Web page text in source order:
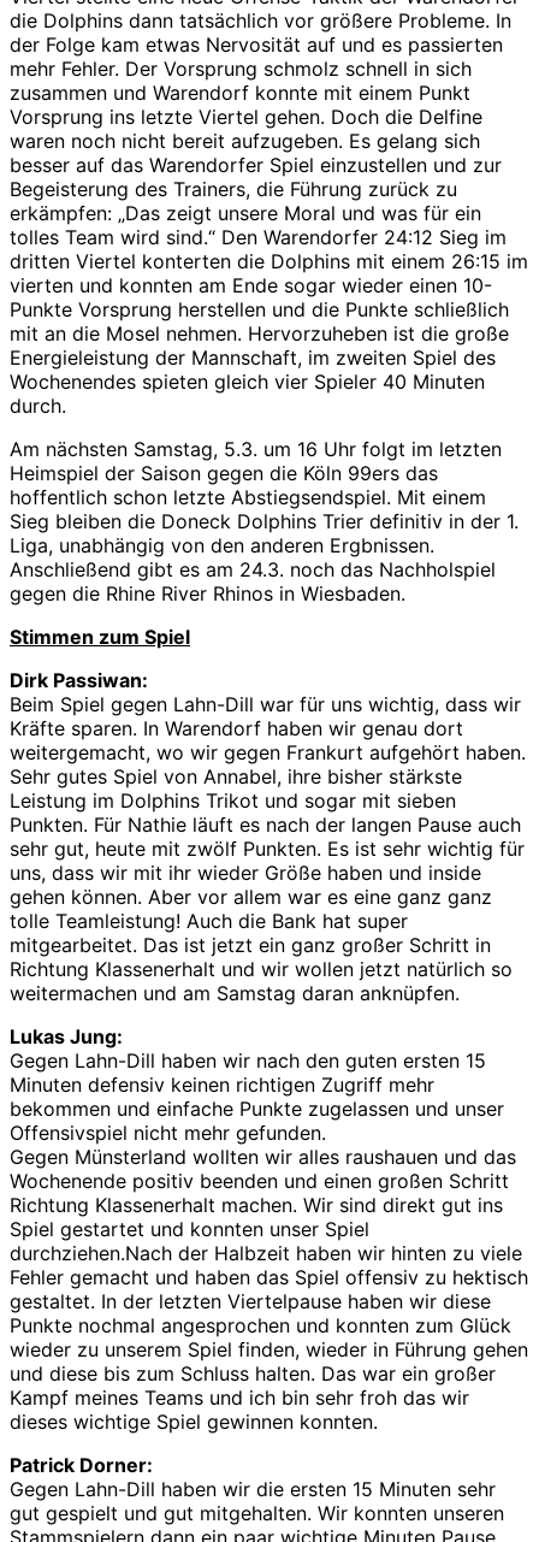
die Dolphins dann tatsächlich vor größere Probleme. In
der Folge kam etwas Nervosität auf und es passierten
mehr Fehler. Der Vorsprung schmolz schnell in sich
zusammen und Warendorf konnte mit einem Punkt
Vorsprung ins letzte Viertel gehen. Doch die Delfine
waren noch nicht bereit aufzugeben. Es gelang sich
besser auf das Warendorfer Spiel einzustellen und zur
Begeisterung des Trainers, die Führung zurück zu
erkämpfen: „Das zeigt unsere Moral und was für ein
tolles Team wird sind.“ Den Warendorfer 24:12 Sieg im
dritten Viertel konterten die Dolphins mit einem 26:15 im
vierten und konnten am Ende sogar wieder einen 10-
Punkte Vorsprung herstellen und die Punkte schließlich
mit an die Mosel nehmen. Hervorzuheben ist die große
Energieleistung der Mannschaft, im zweiten Spiel des
Wochenendes spieten gleich vier Spieler 40 Minuten
durch.
Am nächsten Samstag, 5.3. um 16 Uhr folgt im letzten
Heimspiel der Saison gegen die Köln 99ers das
hoffentlich schon letzte Abstiegsendspiel. Mit einem
Sieg bleiben die Doneck Dolphins Trier definitiv in der 1.
Liga, unabhängig von den anderen Ergbnissen.
Anschließend gibt es am 24.3. noch das Nachholspiel
gegen die Rhine River Rhinos in Wiesbaden.
Stimmen zum Spiel
Dirk Passiwan:
Beim Spiel gegen Lahn-Dill war für uns wichtig, dass wir
Kräfte sparen. In Warendorf haben wir genau dort
weitergemacht, wo wir gegen Frankurt aufgehört haben.
Sehr gutes Spiel von Annabel, ihre bisher stärkste
Leistung im Dolphins Trikot und sogar mit sieben
Punkten. Für Nathie läuft es nach der langen Pause auch
sehr gut, heute mit zwölf Punkten. Es ist sehr wichtig für
uns, dass wir mit ihr wieder Größe haben und inside
gehen können. Aber vor allem war es eine ganz ganz
tolle Teamleistung! Auch die Bank hat super
mitgearbeitet. Das ist jetzt ein ganz großer Schritt in
Richtung Klassenerhalt und wir wollen jetzt natürlich so
weitermachen und am Samstag daran anknüpfen.
Lukas Jung:
Gegen Lahn-Dill haben wir nach den guten ersten 15
Minuten defensiv keinen richtigen Zugriff mehr
bekommen und einfache Punkte zugelassen und unser
Offensivspiel nicht mehr gefunden.
Gegen Münsterland wollten wir alles raushauen und das
Wochenende positiv beenden und einen großen Schritt
Richtung Klassenerhalt machen. Wir sind direkt gut ins
Spiel gestartet und konnten unser Spiel
durchziehen.Nach der Halbzeit haben wir hinten zu viele
Fehler gemacht und haben das Spiel offensiv zu hektisch
gestaltet. In der letzten Viertelpause haben wir diese
Punkte nochmal angesprochen und konnten zum Glück
wieder zu unserem Spiel finden, wieder in Führung gehen
und diese bis zum Schluss halten. Das war ein großer
Kampf meines Teams und ich bin sehr froh das wir
dieses wichtige Spiel gewinnen konnten.
Patrick Dorner:
Gegen Lahn-Dill haben wir die ersten 15 Minuten sehr
gut gespielt und gut mitgehalten. Wir konnten unseren
Stammspielern dann ein paar wichtige Minuten Pause